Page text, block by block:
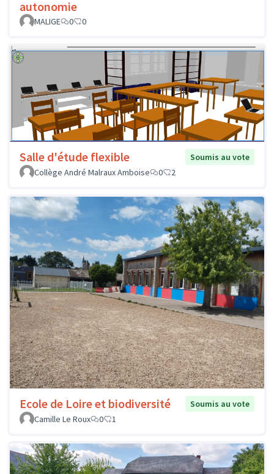
autonomie
MALIGE 0 0
Salle d'étude flexible
Soumis au vote
Collège André Malraux Amboise
0 2
Ecole de Loire et biodiversité
Soumis au vote
Camille Le Roux
0 1